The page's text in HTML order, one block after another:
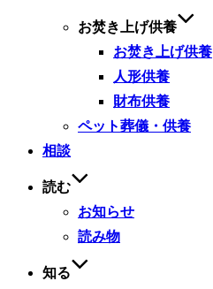
お焚き上げ供養
お焚き上げ供養
人形供養
財布供養
ペット葬儀・供養
相談
読む
お知らせ
読み物
知る